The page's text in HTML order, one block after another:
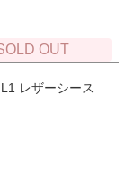
OUT
レザーシース